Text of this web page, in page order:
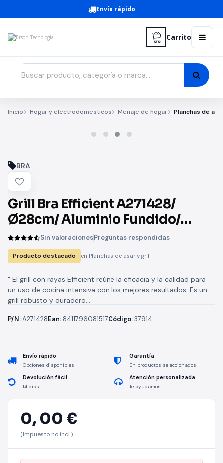
Envío rápido
Carrito
Inicio Hogar y electrodomesticos Menaje de hogar Planchas de
BRA
Grill Bra Efficient A271428/
Ø28cm/ Aluminio Fundido/
Apto para Inducción
Sin valoracionesPreguntas respondidas
Producto destacado en Planchas de asar y grill
" El grill con rayas Efficient reúne la eficacia y la calidad para
un uso de cocina intensiva con los mejores resultados. Es un
grill robusto y duradero...
P/N:A271428Ean: 8411796081517Código:37914
Envío rápido
Opciones disponibles
Garantía
En productos seleccionados
Devolución fácil
14 días
Atención personalizada
Te ayudamos
0, 00 €
(Impuesto no incl.)